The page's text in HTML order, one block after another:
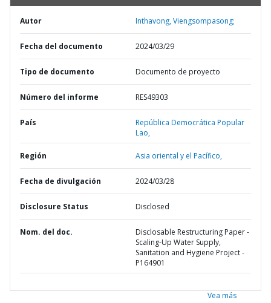
Autor Inthavong, Viengsompasong;
Fecha del documento 2024/03/29
Tipo de documento Documento de proyecto
Número del informe RES49303
País
República Democrática Popular
Lao,
Región Asia oriental y el Pacífico,
Fecha de divulgación 2024/03/28
Disclosure Status Disclosed
Nom. del doc.
Disclosable Restructuring Paper -
Scaling-Up Water Supply,
Sanitation and Hygiene Project -
P164901
Vea más